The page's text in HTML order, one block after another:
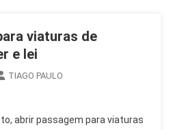
viaturas de
e lei
TIAGO PAULO
abrir passagem para viaturas